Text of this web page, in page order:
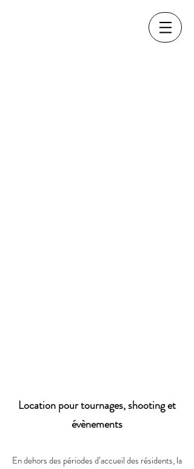
Location pour tournages, shooting et
évènements
En dehors des périodes d’accueil des résidents, la